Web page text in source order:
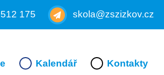
175 skola@zszizkov.cz
Kalendář Kontakty